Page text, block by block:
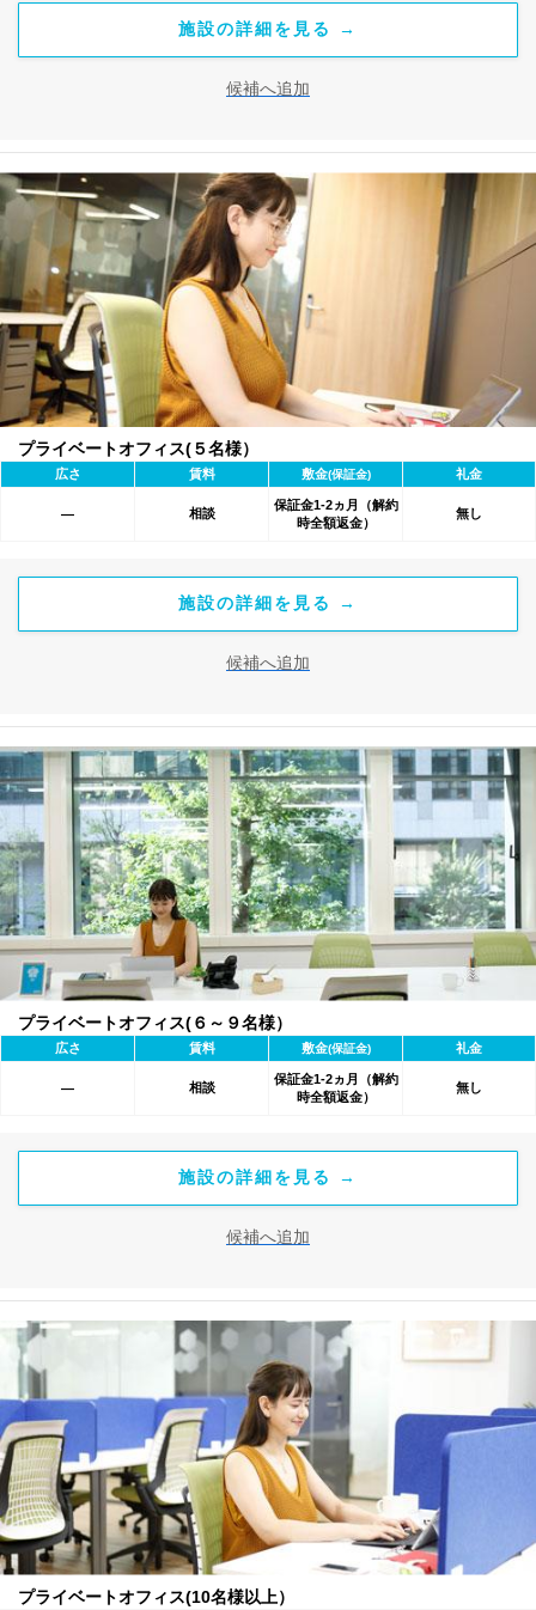
施設の詳細を見る →
候補へ追加
プライベートオフィス(５名様）
広さ 賃料 敷金(保証金) 礼金
― 相談
保証金1-2ヵ月（解約
時全額返金）
無し
施設の詳細を見る →
候補へ追加
プライベートオフィス(６～９名様）
広さ 賃料 敷金(保証金) 礼金
― 相談
保証金1-2ヵ月（解約
時全額返金）
無し
施設の詳細を見る →
候補へ追加
プライベートオフィス(10名様以上）